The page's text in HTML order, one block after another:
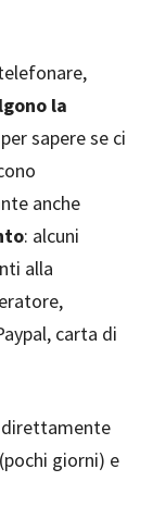
la
sapere se ci
anche
: alcuni
alla
carta di
(pochi giorni) e